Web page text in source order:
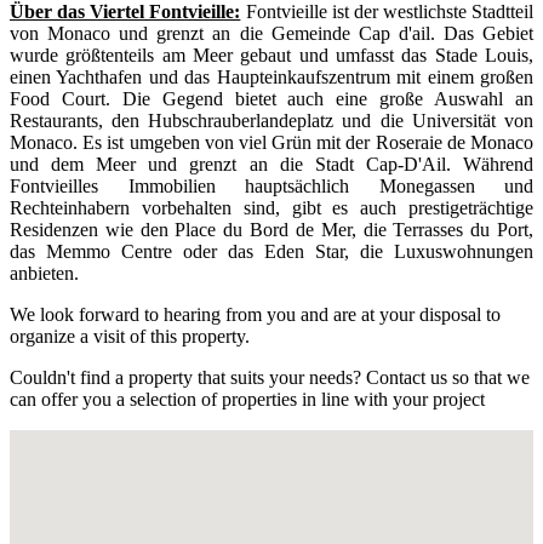
Über das Viertel Fontvieille: Fontvieille ist der westlichste Stadtteil
von Monaco und grenzt an die Gemeinde Cap d'ail. Das Gebiet
wurde größtenteils am Meer gebaut und umfasst das Stade Louis,
einen Yachthafen und das Haupteinkaufszentrum mit einem großen
Food Court. Die Gegend bietet auch eine große Auswahl an
Restaurants, den Hubschrauberlandeplatz und die Universität von
Monaco. Es ist umgeben von viel Grün mit der Roseraie de Monaco
und dem Meer und grenzt an die Stadt Cap-D'Ail. Während
Fontvieilles Immobilien hauptsächlich Monegassen und
Rechteinhabern vorbehalten sind, gibt es auch prestigeträchtige
Residenzen wie den Place du Bord de Mer, die Terrasses du Port,
das Memmo Centre oder das Eden Star, die Luxuswohnungen
anbieten.
We look forward to hearing from you and are at your disposal to
organize a visit of this property.
Couldn't find a property that suits your needs? Contact us so that we
can offer you a selection of properties in line with your project